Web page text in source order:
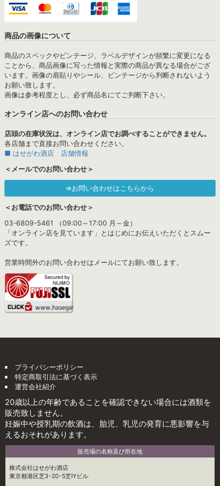
商品の画像について
商品のスペックやビンテージ、ラベルデザインが頻繁に変更になる
ことから、商品画像に写った情報と実際の商品が異なる場合がござ
います。画像の肩貼りやシール、ビンテージから判断されないよう
お願い致します。
画像は参考程度とし、必ず商品名にてご判断下さい。
オンライン店へのお問い合わせ
店頭の在庫状況は、オンライン店でお調べすることができません。
各店舗まで直接お問い合わせください。
■ はせがわ酒店 店舗情報
＜メールでのお問い合わせ＞
⇒お問い合わせはこちらから
＜お電話でのお問い合わせ＞
03-6809-5461 （09:00～17:00 月～金）
「オンライン店を見ています」とはじめにお伝えいただくとスムー
ズです。
営業時間外のお問い合わせはメールにてお願い致します。
プライバシーポリシー
特定商取引法に基づく表示
運営会社紹介
20歳以上の年齢であることを確認できない場合には酒類を
販売致しません。
妊娠中や授乳期の飲酒は、胎児、乳児の発育に悪影響を与
えるおそれがあります。
販売場の名称及び所在地
株式会社はせがわ酒店
東京都港区芝3-20-5芝IYビル